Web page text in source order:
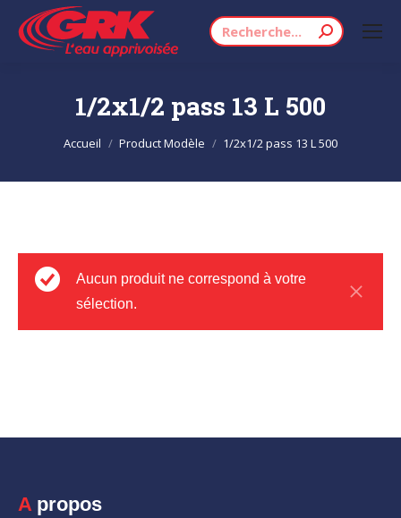
Recherche
1/2x1/2 pass 13 L 500
Vous êtes ici :
Accueil Product Modèle 1/2x1/2 pass 13 L 500
Aucun produit ne correspond à votre
sélection.
A propos